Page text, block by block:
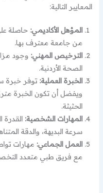
المعايير التالية:
المؤهل الأكاديمي: حاصلة
من جامعة معترف بها.
الترخيص المهني: وجود
الصحة الأردنية.
الخبرة العملية:
ويفضل أن تكون الخبرة
الحثيثة.
المهارات الشخصية: القدرة
سرعة البديهة، والدقة
العمل الجماعي: مهارات
مع فريق طبي متعدد